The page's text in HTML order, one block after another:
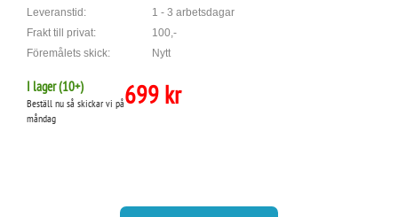
Leveranstid:
1 - 3 arbetsdagar
Frakt till privat:
100,-
Föremålets skick:
Nytt
I lager (10+)
Beställ nu så skickar vi på
måndag
699 kr